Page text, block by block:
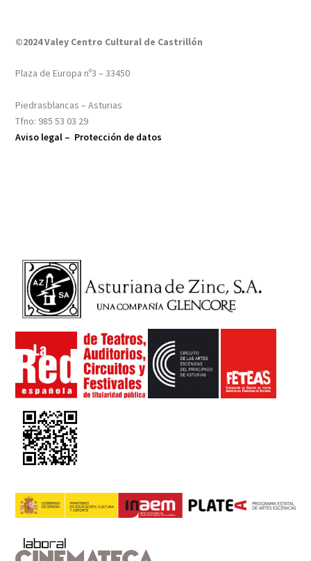
©2024 Valey Centro Cultural de Castrillón
Plaza de Europa nº3 – 33450
Piedrasblancas – Asturias
Tfno: 985 53 03 29
Aviso legal – Protección de datos